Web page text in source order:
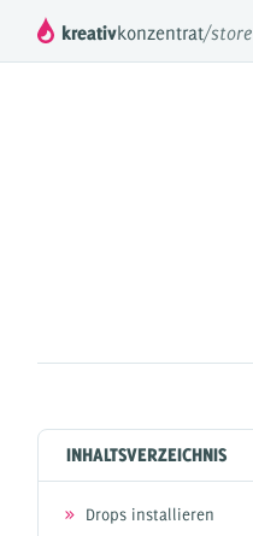
kreativkonzentrat/store
Preismodell
Referenzen
Dokumentation
Partner
INHALTSVERZEICHNIS
Drops installieren